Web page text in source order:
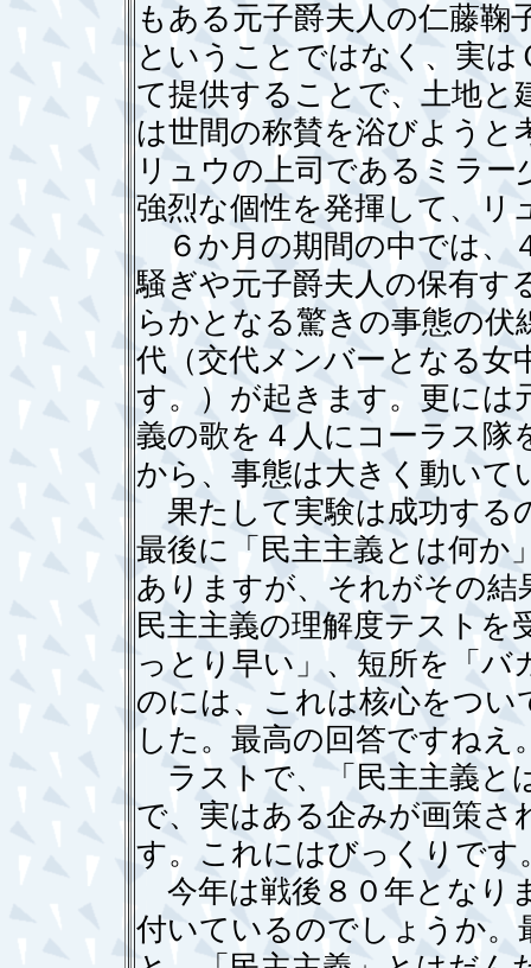
もある元子爵夫人の仁藤鞠
ということではなく、実
て提供することで、土地と
は世間の称賛を浴びようと
リュウの上司であるミラ
強烈な個性を発揮して、リ
６か月の期間の中では、
騒ぎや元子爵夫人の保有す
らかとなる驚きの事態の
代（交代メンバーとなる女
す。）が起きます。更には
義の歌を４人にコーラス隊
から、事態は大きく動いて
果たして実験は成功する
最後に「民主主義とは何か
ありますが、それがその
民主主義の理解度テストを
っとり早い」、短所を「
のには、これは核心をつ
した。最高の回答ですねえ
ラストで、「民主主義と
で、実はある企みが画策
す。これにはびっくりです
今年は戦後８０年となり
付いているのでしょうか。